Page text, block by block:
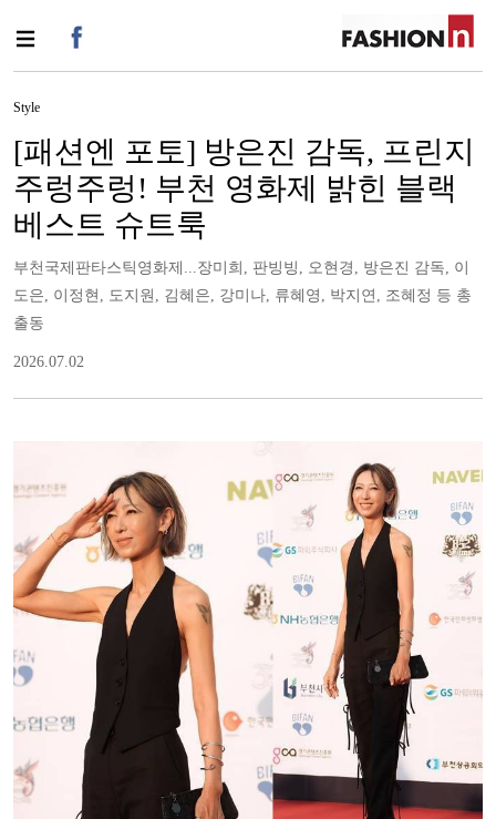
Style
[패션엔 포토] 방은진 감독, 프린지
주렁주렁! 부천 영화제 밝힌 블랙
베스트 슈트룩
부천국제판타스틱영화제...장미희, 판빙빙, 오현경, 방은진 감독, 이
도은, 이정현, 도지원, 김혜은, 강미나, 류혜영, 박지연, 조혜정 등 총
출동
2026.07.02